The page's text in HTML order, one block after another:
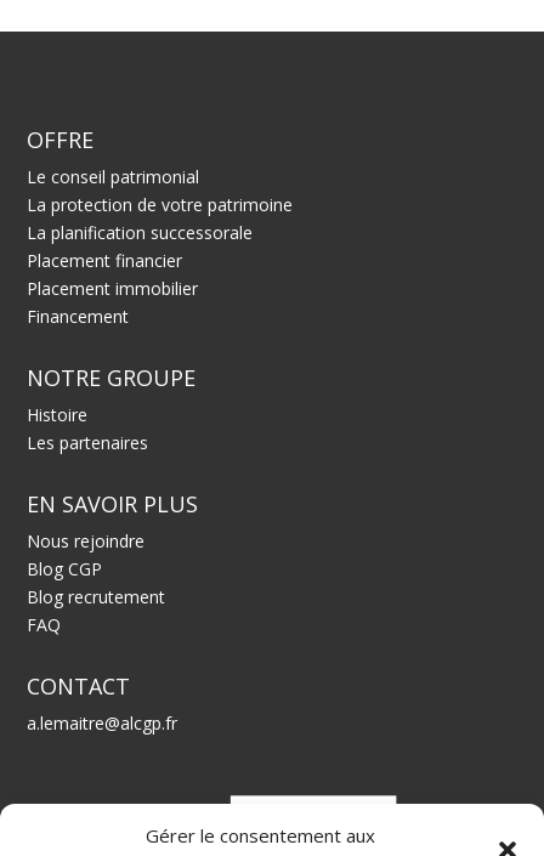
Gérer le consentement aux
OFFRE
Le conseil patrimonial
La protection de votre patrimoine
La planification successorale
Placement financier
Placement immobilier
Financement
NOTRE GROUPE
Histoire
Les partenaires
EN SAVOIR PLUS
Nous rejoindre
Blog CGP
Blog recrutement
FAQ
CONTACT
a.lemaitre@alcgp.fr